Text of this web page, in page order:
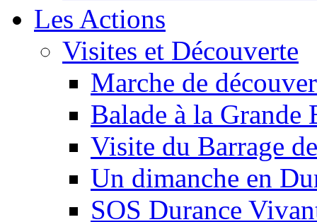
Les Actions
Visites et Découverte
Marche de
Balade à la Grande
Visite du Barrage
Un dimanche en
SOS Durance